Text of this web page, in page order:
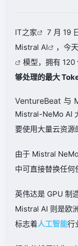
IT之家 7 月 19
Mistral AI ，今
模型，拥有 120
够处理的最大
VentureBeat 与
Mistral-NeMo AI
要使用大量云资源
由于 Mistral
中可直接替换任何
英伟达是 GPU 制
Mistral AI 则是欧
标志着人工智能行